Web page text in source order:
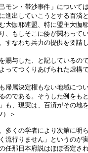
モン・帯沙事件」について
進出していこうとする百済
大伽耶連盟、特に盟主大伽
、もしそこに倭が関わって
すなわち兵力の提供を要請
与した、と記しているの
ってつくりあげられた虚構
属決定権もない地域につ
のである。そうした例をも
も、現実は、百済がその地
）＞
くの学者により次第に明
流行りません」というのが
任那日本府説はほぼ否定さ